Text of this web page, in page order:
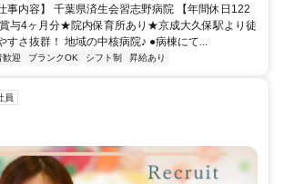
事内容】 千葉県済生会習志野病院 【年間休日122
与4ヶ月分★院内保育所あり★京成大久保駅より徒
さ抜群！ 地域の中核病院♪ ●病棟にて...
歓迎 ブランクOK シフト制 昇給あり
員